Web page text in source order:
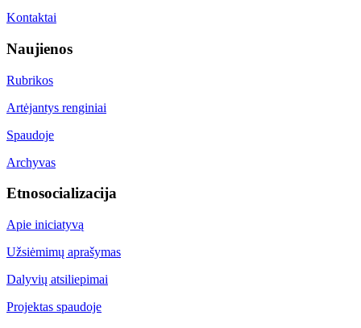
Kontaktai
Naujienos
Rubrikos
Artėjantys renginiai
Spaudoje
Archyvas
Etnosocializacija
Apie iniciatyvą
Užsiėmimų aprašymas
Dalyvių atsiliepimai
Projektas spaudoje